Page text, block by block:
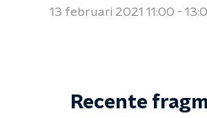
13 februari 2021 11:00 -
Recente